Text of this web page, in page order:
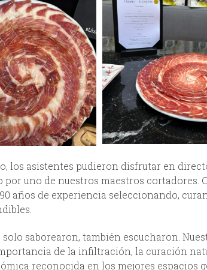
los asistentes pudieron disfrutar en
por uno de nuestros maestros cortadores.
años de experiencia seleccionando,
saborearon, también escucharon.
de la infiltración, la curación
reconocida en los mejores espacios